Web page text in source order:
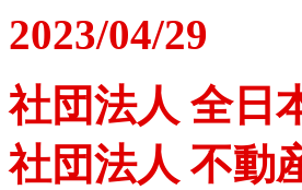
2023/04/29
社団法人 全日
社団法人 不動